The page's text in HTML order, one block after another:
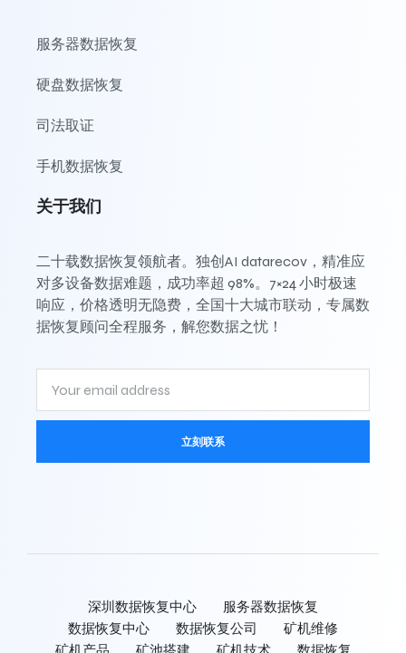
服务器数据恢复
硬盘数据恢复
司法取证
手机数据恢复
关于我们
二十载数据恢复领航者。独创AI datarecov，精准应
对多设备数据难题，成功率超 98%。7×24 小时极速
响应，价格透明无隐费，全国十大城市联动，专属数
据恢复顾问全程服务，解您数据之忧！
立刻联系
深圳数据恢复中心
服务器数据恢复
数据恢复中心
数据恢复公司
矿机维修